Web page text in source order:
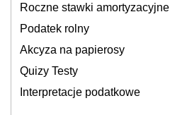
Roczne stawki amortyzacyjne
Podatek rolny
Akcyza na papierosy
Quizy Testy
Interpretacje podatkowe